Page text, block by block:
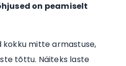
on peamiselt
kokku mitte armastuse,
tõttu. Näiteks laste